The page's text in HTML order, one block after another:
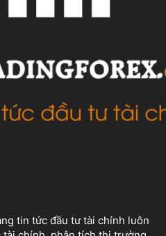
tin tức đầu tư tài chính luôn